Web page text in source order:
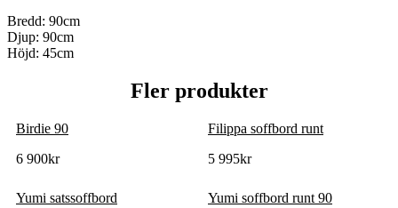
Bredd: 90cm
Djup: 90cm
Höjd: 45cm
Fler produkter
Birdie 90
6 900kr
Filippa soffbord runt
5 995kr
Yumi satssoffbord
Yumi soffbord runt 90